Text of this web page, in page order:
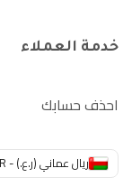
خدمة العملاء
احذف حسابك
ريال عماني (ر.ع.) - OMR